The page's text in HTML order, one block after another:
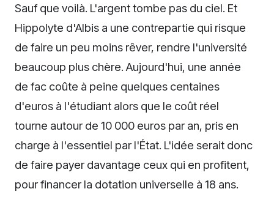
Sauf que voilà. L'argent tombe pas du ciel. Et
Hippolyte d'Albis a une contrepartie qui risque
de faire un peu moins rêver, rendre l'université
beaucoup plus chère. Aujourd'hui, une année
de fac coûte à peine quelques centaines
d'euros à l'étudiant alors que le coût réel
tourne autour de 10 000 euros par an, pris en
charge à l'essentiel par l'État. L'idée serait donc
de faire payer davantage ceux qui en profitent,
pour financer la dotation universelle à 18 ans.